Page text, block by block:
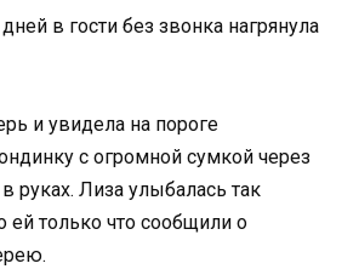
в гости без звонка нагрянула
и увидела на пороге
с огромной сумкой через
руках. Лиза улыбалась так
ей только что сообщили о